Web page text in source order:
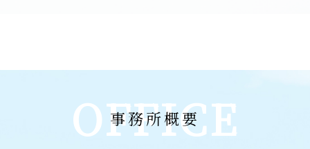
OFFICE
事務所概要